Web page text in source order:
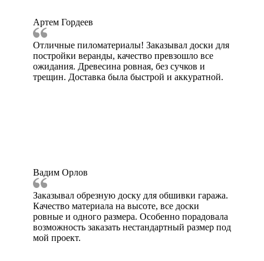
Артем Гордеев
Отличные пиломатериалы! Заказывал доски для
постройки веранды, качество превзошло все
ожидания. Древесина ровная, без сучков и
трещин. Доставка была быстрой и аккуратной.
Вадим Орлов
Заказывал обрезную доску для обшивки гаража.
Качество материала на высоте, все доски
ровные и одного размера. Особенно порадовала
возможность заказать нестандартный размер под
мой проект.